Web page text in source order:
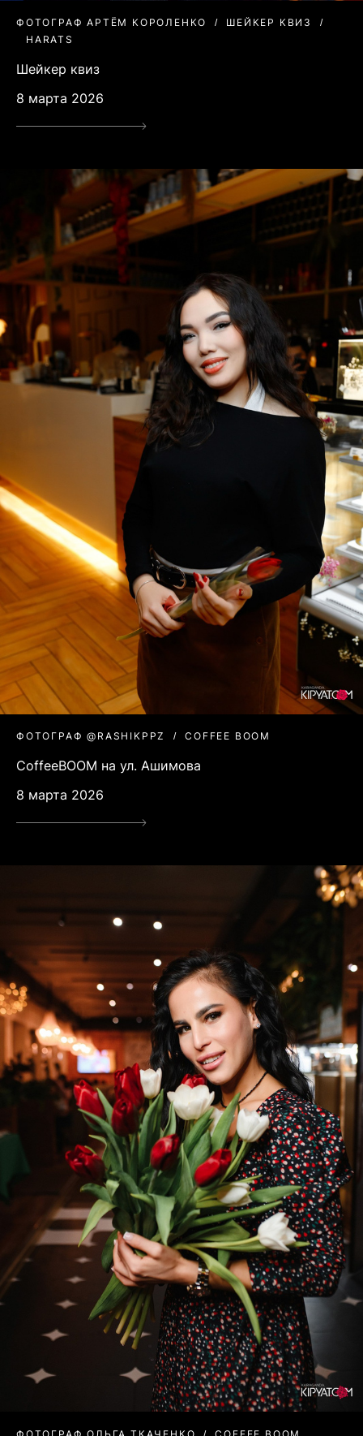
ФОТОГРАФ АРТЁМ КОРОЛЕНКО
ШЕЙКЕР КВИЗ
HARATS
Шейкер квиз
8 марта 2026
ФОТОГРАФ @RASHIKPPZ COFFEE BOOM
CoffeeBOOM на ул. Ашимова
8 марта 2026